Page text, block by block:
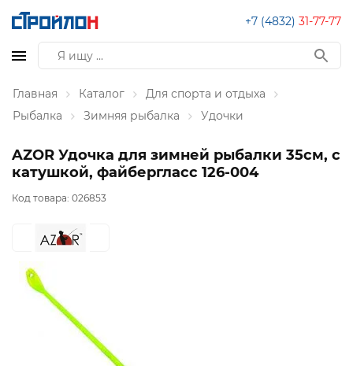
+7 (4832) 31-77-77
Главная Каталог
Для спорта и отдыха
Рыбалка
Зимняя рыбалка Удочки
AZOR Удочка для зимней рыбалки 35см, с
катушкой, файбергласс 126-004
Код товара: 026853